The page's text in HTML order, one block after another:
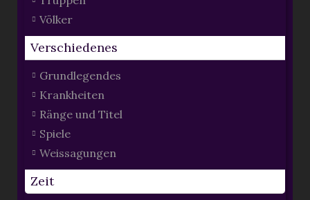
Völker
Verschiedenes
Grundlegendes
Krankheiten
Ränge und Titel
Spiele
Weissagungen
Zeit